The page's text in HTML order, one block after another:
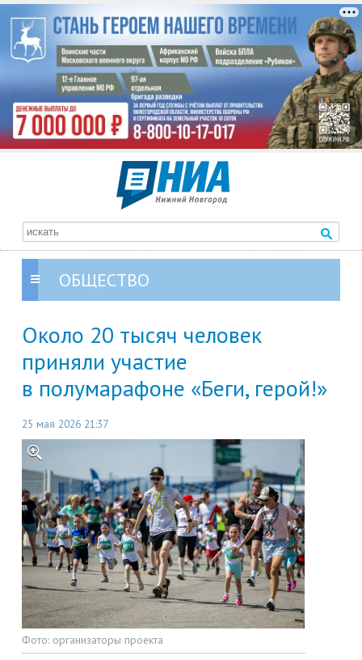
ОБЩЕСТВО
Около 20 тысяч человек
приняли участие
в полумарафоне «Беги, герой!»
25 мая 2026 21:37
Фото: организаторы проекта